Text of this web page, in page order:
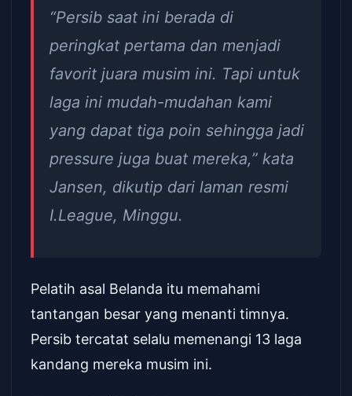
“Persib saat ini berada di
peringkat pertama dan menjadi
favorit juara musim ini. Tapi untuk
laga ini mudah-mudahan kami
yang dapat tiga poin sehingga jadi
pressure juga buat mereka,” kata
Jansen, dikutip dari laman resmi
I.League, Minggu.
Pelatih asal Belanda itu memahami
tantangan besar yang menanti timnya.
Persib tercatat selalu memenangi 13 laga
kandang mereka musim ini.